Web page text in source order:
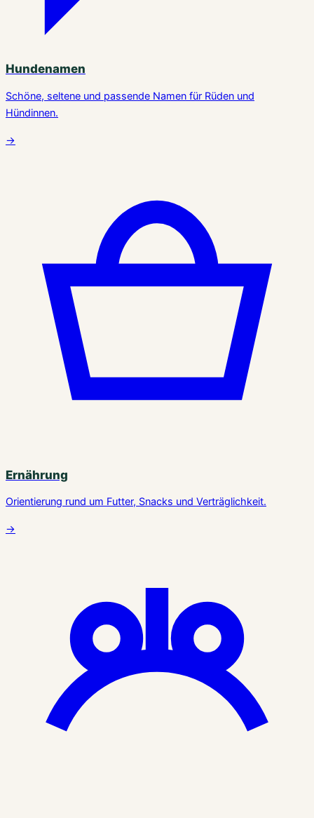
Hundenamen
Schöne, seltene und passende Namen für Rüden und
Hündinnen.
→
Ernährung
Orientierung rund um Futter, Snacks und Verträglichkeit.
→